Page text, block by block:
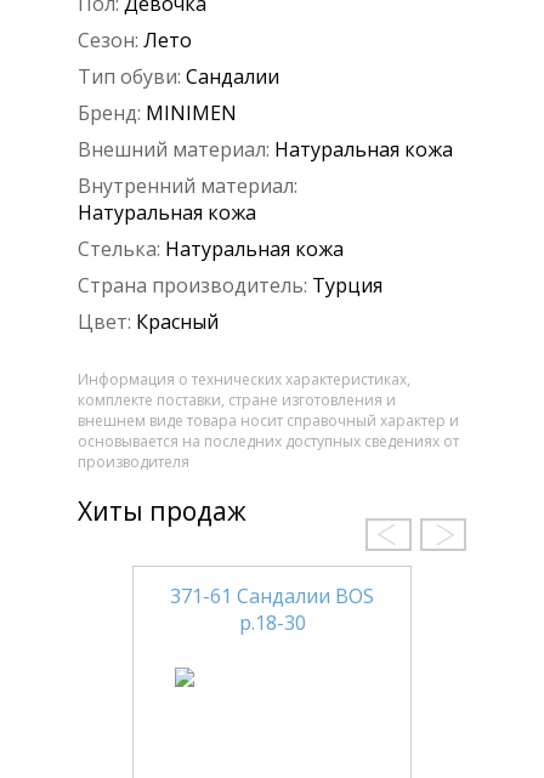
Сезон: Лето
Тип обуви: Сандалии
Бренд: MINIMEN
Внешний материал: Натуральная кожа
Внутренний материал:
Натуральная кожа
Стелька: Натуральная кожа
Страна производитель: Турция
Цвет: Красный
Информация о технических характеристиках,
комплекте поставки, стране изготовления и
внешнем виде товара носит справочный характер и
основывается на последних доступных сведениях от
производителя
Хиты продаж
371-61 Сандалии BOS
р.18-30